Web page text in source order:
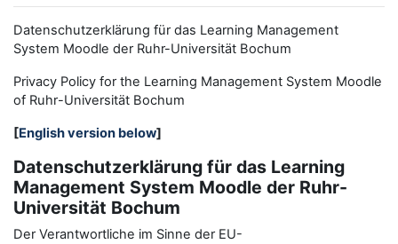
Datenschutzerklärung für das Learning Management
System Moodle der Ruhr-Universität Bochum
Privacy Policy for the Learning Management System Moodle
of Ruhr-Universität Bochum
[English version below]
Datenschutzerklärung für das Learning
Management System Moodle der Ruhr-
Universität Bochum
Der Verantwortliche im Sinne der EU-